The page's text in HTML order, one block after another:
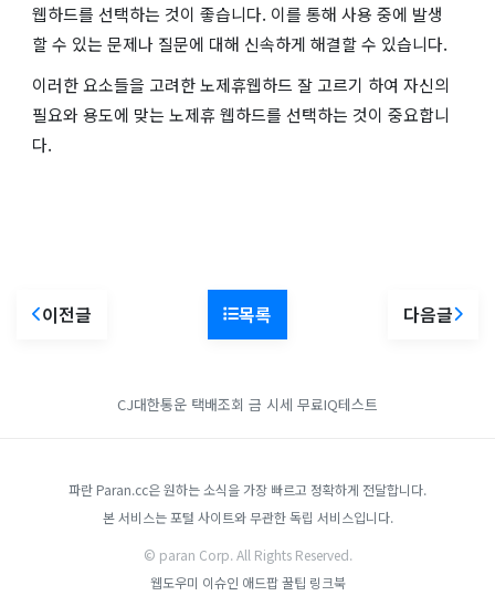
웹하드를 선택하는 것이 좋습니다. 이를 통해 사용 중에 발생
할 수 있는 문제나 질문에 대해 신속하게 해결할 수 있습니다.
이러한 요소들을 고려한 노제휴웹하드 잘 고르기 하여 자신의
필요와 용도에 맞는 노제휴 웹하드를 선택하는 것이 중요합니
다.
이전글 목록 다음글
CJ대한통운 택배조회 금 시세 무료IQ테스트
파란 Paran.cc은 원하는 소식을 가장 빠르고 정확하게 전달합니다.
본 서비스는 포털 사이트와 무관한 독립 서비스입니다.
© paran Corp. All Rights Reserved.
웹도우미 이슈인 애드팝 꿀팁 링크북